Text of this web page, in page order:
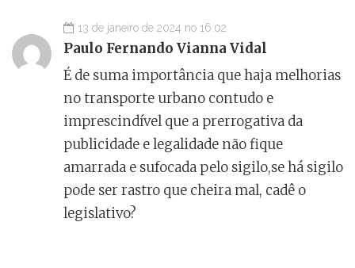
13 de janeiro de 2024 no 16:02
Paulo Fernando Vianna Vidal
É de suma importância que haja melhorias
no transporte urbano contudo e
imprescindível que a prerrogativa da
publicidade e legalidade não fique
amarrada e sufocada pelo sigilo,se há sigilo
pode ser rastro que cheira mal, cadê o
legislativo?